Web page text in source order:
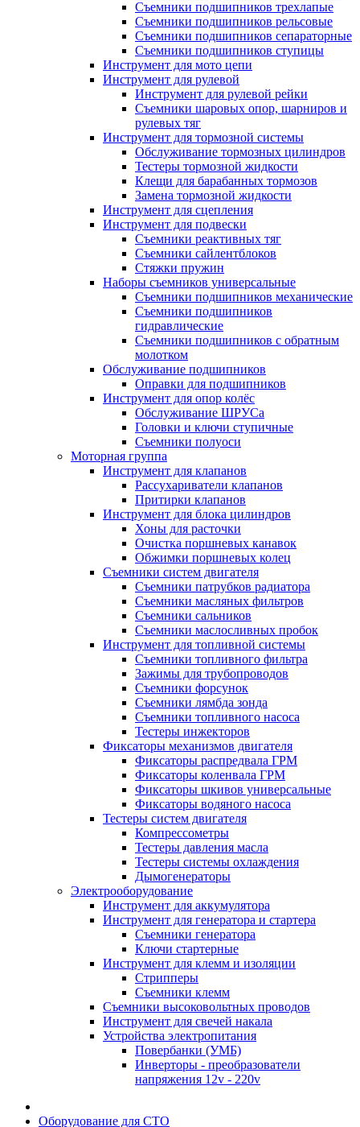
Съемники подшипников трехлапые
Съемники подшипников рельсовые
Съемники подшипников сепараторные
Съемники подшипников ступицы
Инструмент для мото цепи
Инструмент для рулевой
Инструмент для рулевой рейки
Съемники шаровых опор, шарниров и
рулевых тяг
Инструмент для тормозной системы
Обслуживание тормозных цилиндров
Тестеры тормозной жидкости
Клещи для барабанных тормозов
Замена тормозной жидкости
Инструмент для сцепления
Инструмент для подвески
Съемники реактивных тяг
Съемники сайлентблоков
Стяжки пружин
Наборы съемников универсальные
Съемники подшипников механические
Съемники подшипников
гидравлические
Съемники подшипников с обратным
молотком
Обслуживание подшипников
Оправки для подшипников
Инструмент для опор колёс
Обслуживание ШРУСа
Головки и ключи ступичные
Съемники полуоси
Моторная группа
Инструмент для клапанов
Рассухариватели клапанов
Притирки клапанов
Инструмент для блока цилиндров
Хоны для расточки
Очистка поршневых канавок
Обжимки поршневых колец
Съемники систем двигателя
Съемники патрубков радиатора
Съемники масляных фильтров
Съемники сальников
Съемники маслосливных пробок
Инструмент для топливной системы
Съемники топливного фильтра
Зажимы для трубопроводов
Съемники форсунок
Съемники лямбда зонда
Съемники топливного насоса
Тестеры инжекторов
Фиксаторы механизмов двигателя
Фиксаторы распредвала ГРМ
Фиксаторы коленвала ГРМ
Фиксаторы шкивов универсальные
Фиксаторы водяного насоса
Тестеры систем двигателя
Компрессометры
Тестеры давления масла
Тестеры системы охлаждения
Дымогенераторы
Электрооборудование
Инструмент для аккумулятора
Инструмент для генератора и стартера
Съемники генератора
Ключи стартерные
Инструмент для клемм и изоляции
Стрипперы
Съемники клемм
Съемники высоковольтных проводов
Инструмент для свечей накала
Устройства электропитания
Повербанки (УМБ)
Инверторы - преобразователи
напряжения 12v - 220v
Оборудование для СТО